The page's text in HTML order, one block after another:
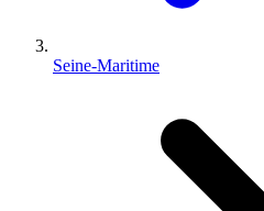
Seine-Maritime